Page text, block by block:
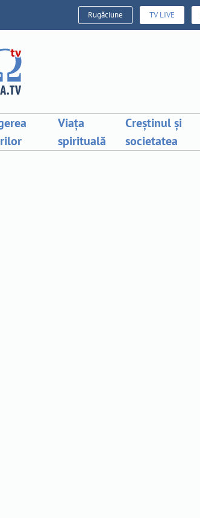
Rugăciune TV LIVE
Viața
spirituală
Creștinul și
societatea